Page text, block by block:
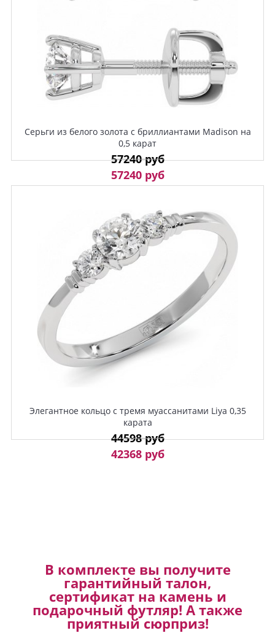
Серьги из белого золота с бриллиантами Madison на
0,5 карат
57240 руб
57240 руб
Элегантное кольцо с тремя муассанитами Liya 0,35
карата
44598 руб
42368 руб
В комплекте вы получите
гарантийный талон,
сертификат на камень и
подарочный футляр! А также
приятный сюрприз!